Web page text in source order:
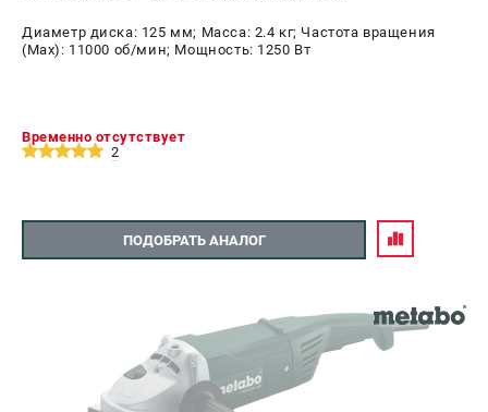
Программа бонусов
СЕТЕВОЙ ЭЛЕКТРОИНСТРУМЕНТ
АККУМУЛЯТОРНЫЙ ИНСТРУМЕНТ
Аккумуляторные шуруповерты
Диаметр диска: 125 мм; Масса: 2.4 кг; Частота вращения
(Max): 11000 об/мин; Мощность: 1250 Вт
Временно отсутствует
2
ПОДОБРАТЬ АНАЛОГ